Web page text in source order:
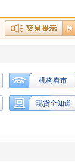
机构看市
现货全知道